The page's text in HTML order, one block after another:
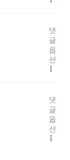
댓
글
옵
션
댓
글
옵
션